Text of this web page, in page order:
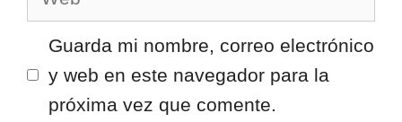
Guarda mi nombre, correo electrónico
y web en este navegador para la
próxima vez que comente.